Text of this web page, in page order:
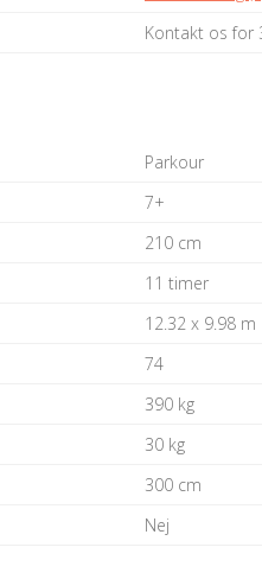
Kontakt os for
Parkour
7+
210 cm
11 timer
12.32 x 9.98 m
74
390 kg
30 kg
300 cm
Nej